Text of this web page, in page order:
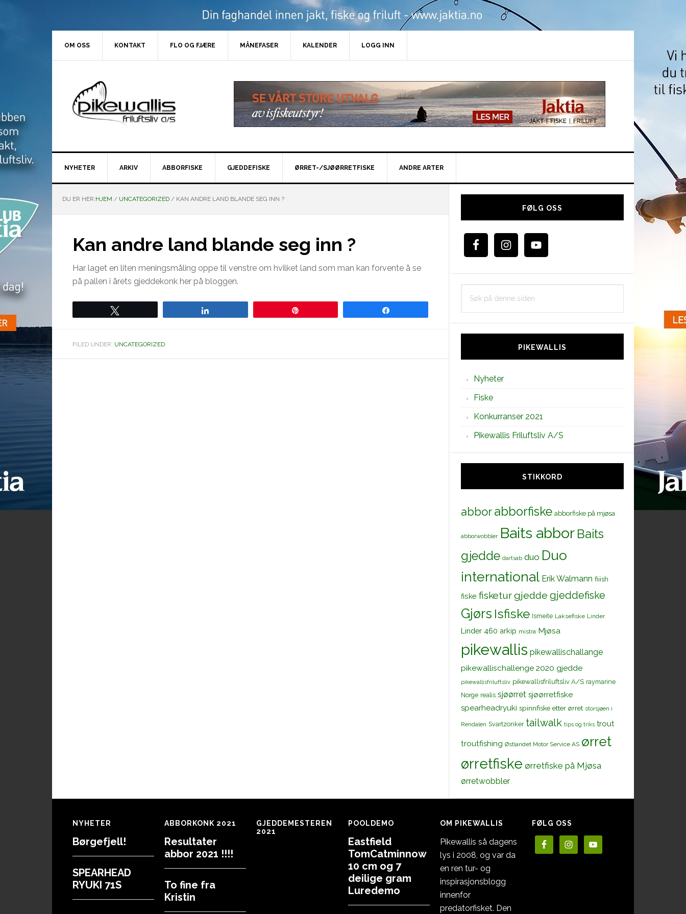
OM OSS KONTAKT FLO OG FJÆRE MÅNEFASER KALENDER LOGG INN
NYHETER ARKIV ABBORFISKE GJEDDEFISKE ØRRET-/SJØØRRETFISKE ANDRE ARTER
DU ER HER:HJEM / UNCATEGORIZED / KAN ANDRE LAND BLANDE SEG INN ?
Kan andre land blande seg inn ?
Har laget en liten meningsmåling oppe til venstre om hvilket land som man kan forvente å se
på pallen i årets gjeddekonk her på bloggen.
FILED UNDER: UNCATEGORIZED
Hoved
FØLG OSS
PIKEWALLIS
Nyheter
Fiske
Konkurranser 2021
Pikewallis Friluftsliv A/S
STIKKORD
abborabborfiske abborfiske på mjøsa
abborwobbler Baits abbor Baits
gjedde dartsab duo Duo
international Erik Walmann fiiish
fiske fisketurgjedde gjeddefiske
Gjørs Isfiske Ismeite Laksefiske Linder
Linder 460 arkip mistra Mjøsa
pikewallis pikewallischallange
pikewallischallenge 2020 gjedde
pikewallisfriluftsliv pikewallisfriluftsliv A/S raymarine
Norge realis sjøørret sjøørretfiske
spearheadryuki spinnfiske etter ørret storsjøen i
Rendalen Svartzonker tailwalk tips og triks trout
troutfishing Østlandet Motor Service AS ørret
ørretfiske ørretfiske på Mjøsa
ørretwobbler
Footer
NYHETER
Børgefjell!
SPEARHEAD
RYUKI 71S
ABBORKONK 2021
Resultater
abbor 2021 !!!!
To fine fra
Kristin
GJEDDEMESTEREN
2021
POOLDEMO
Eastfield
TomCatminnow
10 cm og 7
deilige gram
Luredemo
OM PIKEWALLIS
Pikewallis så dagens
lys i 2008, og var da
en ren tur- og
inspirasjonsblogg
innenfor
predatorfisket. Den
FØLG OSS